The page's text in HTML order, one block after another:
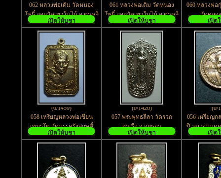
062 หลวงพ่อเดิม วัดหนอง
โพธิ์ ออกวัดเขาใบไม้ อ.ตาคลี
จ.นครสวรรค์ ตอกโค๊ต
เปิดให้บูชา
061 หลวงพ่อเดิม วัดหนอง
โพธิ์ ออกวัดเขาใบไม้ อ.ตาคลี
จ.นครสวรรค์ ตอกโค๊ต
เปิดให้บูชา
060 หลวงพ่อ
วัดคลอ
จ.ฉะเ
เปิด
(0/1459)
058 เหรียญหลวงพ่อเขียน
เขมรโต วัดมรรครังสฤษติ์
จ.นครสวรรค์
เปิดให้บูชา
(0/1420)
057 พระพุทธลีลา วัดรวก
ท่าเรือ จ.อยุธยา
เปิดให้บูชา
(0/
056 เหรียญก
ปี หลวงปู่บุด
เจริญสุ
เปิด